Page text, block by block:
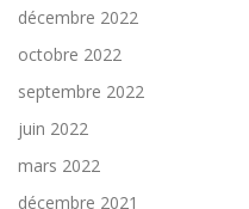
décembre 2022
octobre 2022
septembre 2022
juin 2022
mars 2022
décembre 2021